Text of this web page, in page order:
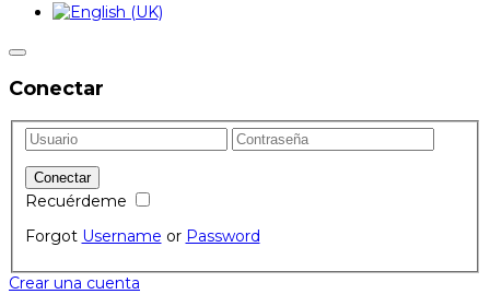
Conectar
Recuérdeme
Forgot Username or Password
Crear una cuenta